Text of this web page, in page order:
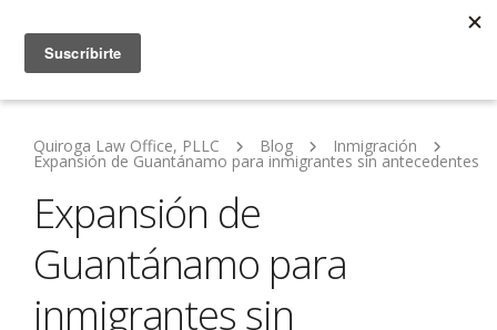
Quiroga Law Office, PLLC Blog Inmigración
Expansión de Guantánamo para inmigrantes sin antecedentes
Expansión de
Guantánamo para
inmigrantes sin